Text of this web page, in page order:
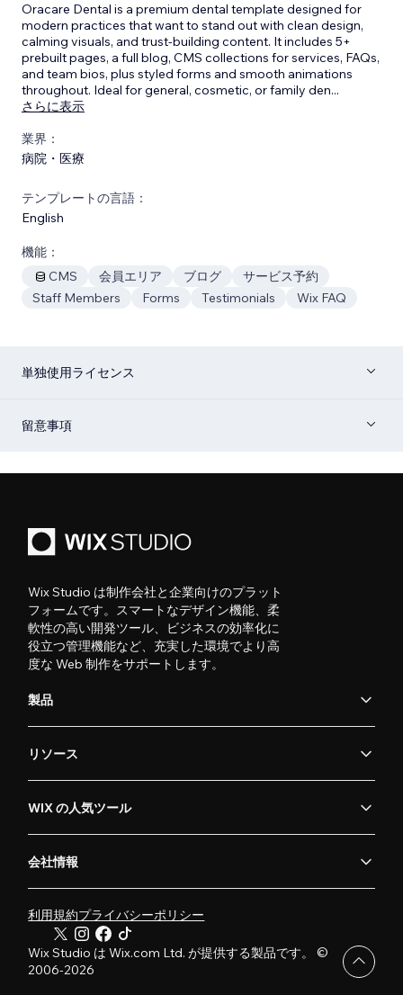
Oracare Dental is a premium dental template designed for
modern practices that want to stand out with clean design,
calming visuals, and trust-building content. It includes 5+
prebuilt pages, a full blog, CMS collections for services, FAQs,
and team bios, plus styled forms and smooth animations
throughout. Ideal for general, cosmetic, or family den...
さらに表示
業界：
病院・医療
テンプレートの言語：
English
機能：
CMS
会員エリア ブログ
サービス予約
Staff Members
Forms Testimonials Wix FAQ
単独使用ライセンス
留意事項
Wix Studio は制作会社と企業向けのプラット
フォームです。スマートなデザイン機能、柔
軟性の高い開発ツール、ビジネスの効率化に
役立つ管理機能など、充実した環境でより高
度な Web 制作をサポートします。
製品
リソース
WIX の人気ツール
会社情報
利用規約プライバシーポリシー
Wix Studio は Wix.com Ltd. が提供する製品です。 ©
2006-2026